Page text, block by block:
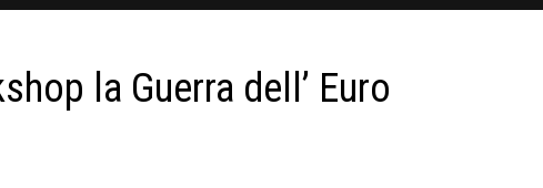
la Guerra dell’ Euro